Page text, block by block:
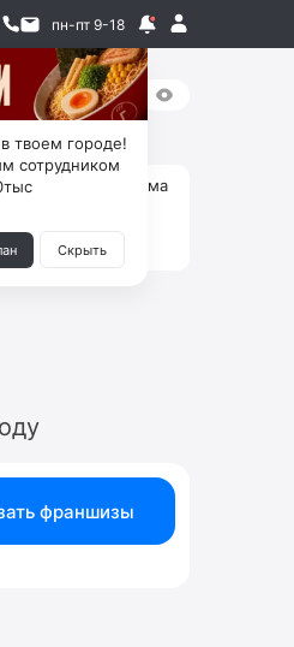
пн-пт 9-18
на Авито, дома
ни склада, зато
чистыми
франшизы
твоем городе!
сотрудником
Скрыть